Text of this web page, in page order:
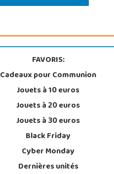
FAVORIS:
Cadeaux pour Communion
Jouets à 10 euros
Jouets à 20 euros
Jouets à 30 euros
Black Friday
Cyber Monday
Dernières unités